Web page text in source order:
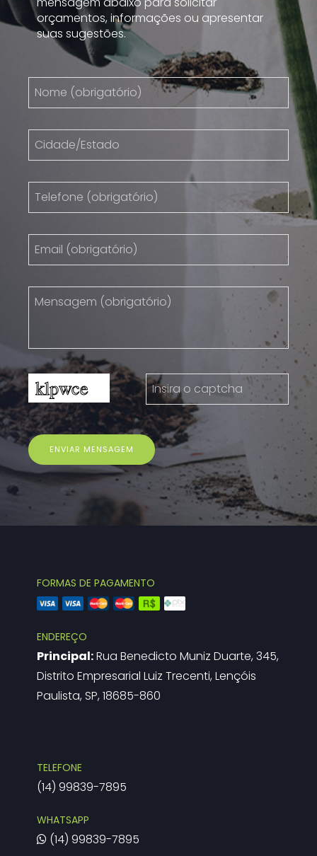
orçamentos, informações ou apresentar
suas sugestões.
ENVIAR MENSAGEM
FORMAS DE PAGAMENTO
ENDEREÇO
Principal:Rua Benedicto Muniz Duarte, 345,
Distrito Empresarial Luiz Trecenti, Lençóis
Paulista, SP, 18685-860
TELEFONE
(14) 99839-7895
WHATSAPP
(14) 99839-7895